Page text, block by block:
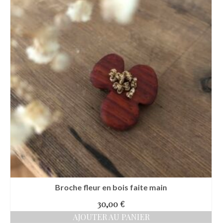
Broche fleur en bois faite main
30,00 €
AJOUTER AU PANIER